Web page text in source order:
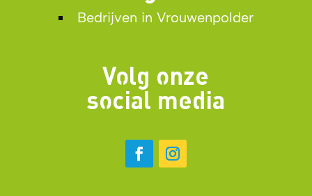
Bedrijven in Vrouwenpolder
Volg onze
social media